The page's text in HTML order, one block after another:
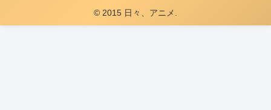
© 2015 日々、アニメ.